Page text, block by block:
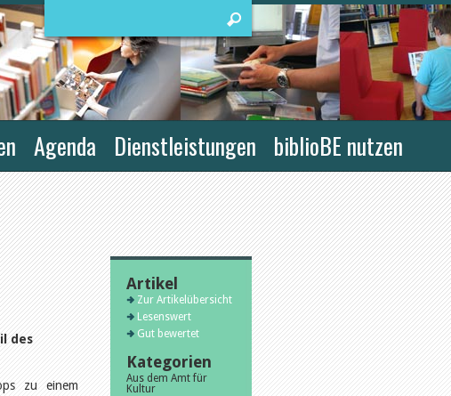
Agenda Dienstleistungen biblioBE nutzen
des
zu einem
Artikel
Zur Artikelübersicht
Lesenswert
Gut bewertet
Kategorien
Aus dem Amt für
Kultur